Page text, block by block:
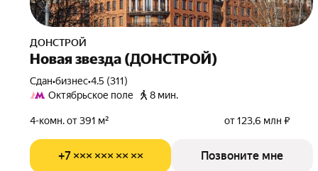
ДОНСТРОЙ
Новая звезда (ДОНСТРОЙ)
Сдан•бизнес•4.5 (311)
Октябрьское поле
8 мин.
4-комн. от 391 м² от 123,6 млн ₽
+7 ××× ××× ×× ×× Позвоните мне